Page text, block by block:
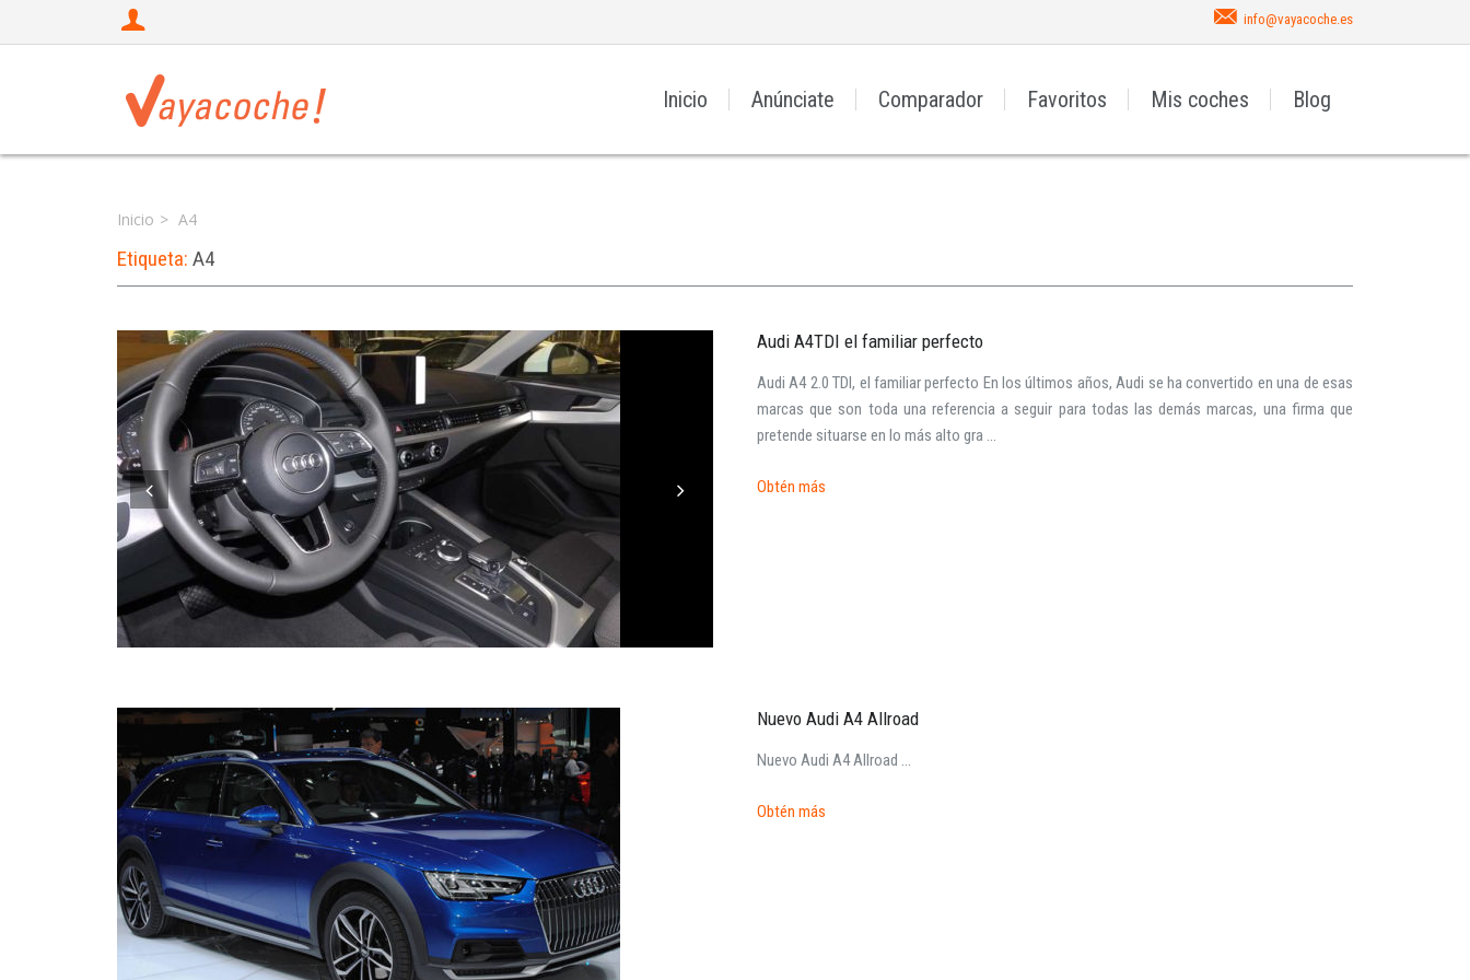
Iniciar sesión
¿Ha olvidado la contraseña?
info@vayacoche.es
Inicio Anúnciate Comparador Favoritos Mis coches Blog
Inicio A4
Etiqueta: A4
Audi A4TDI el familiar perfecto
Audi A4 2.0 TDI, el familiar perfecto En los últimos años, Audi se ha convertido en una de esas
marcas que son toda una referencia a seguir para todas las demás marcas, una firma que
pretende situarse en lo más alto gra ...
Obtén más
Nuevo Audi A4 Allroad
Nuevo Audi A4 Allroad ...
Obtén más